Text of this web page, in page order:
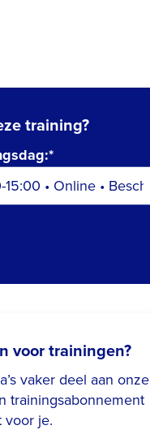
training?
voor trainingen?
vaker deel aan onze
trainingsabonnement
voor je.